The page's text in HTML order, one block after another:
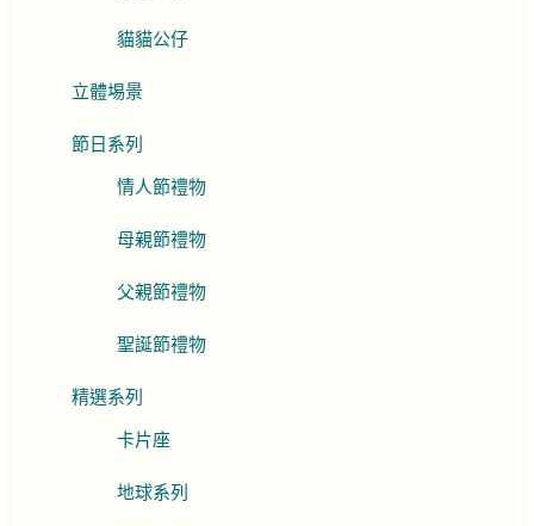
貓貓公仔
立體埸景
節日系列
情人節禮物
母親節禮物
父親節禮物
聖誕節禮物
精選系列
卡片座
地球系列